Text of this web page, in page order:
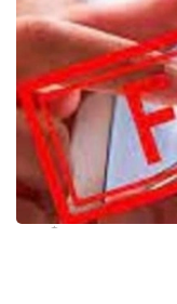
Фото: из открытых